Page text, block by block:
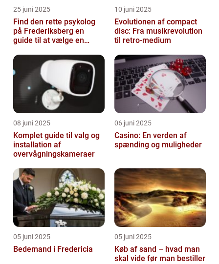
25 juni 2025
Find den rette psykolog
på Frederiksberg en
guide til at vælge en
10 juni 2025
Evolutionen af compact
disc: Fra musikrevolution
til retro-medium
08 juni 2025
Komplet guide til valg og
installation af
overvågningskameraer
06 juni 2025
Casino: En verden af
spænding og muligheder
05 juni 2025
Bedemand i Fredericia
05 juni 2025
Køb af sand – hvad man
skal vide før man bestiller